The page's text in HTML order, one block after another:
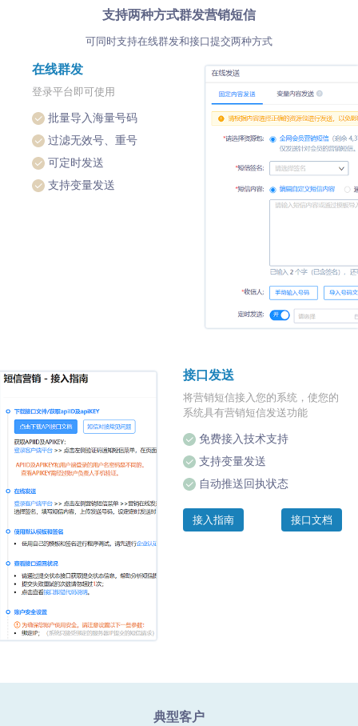
支持两种方式群发营销短信
可同时支持在线群发和接口提交两种方式
在线群发
登录平台即可使用
批量导入海量号码
过滤无效号、重号
可定时发送
支持变量发送
接口发送
将营销短信接入您的系统，使您的
系统具有营销短信发送功能
免费接入技术支持
支持变量发送
自动推送回执状态
接入指南 接口文档
典型客户